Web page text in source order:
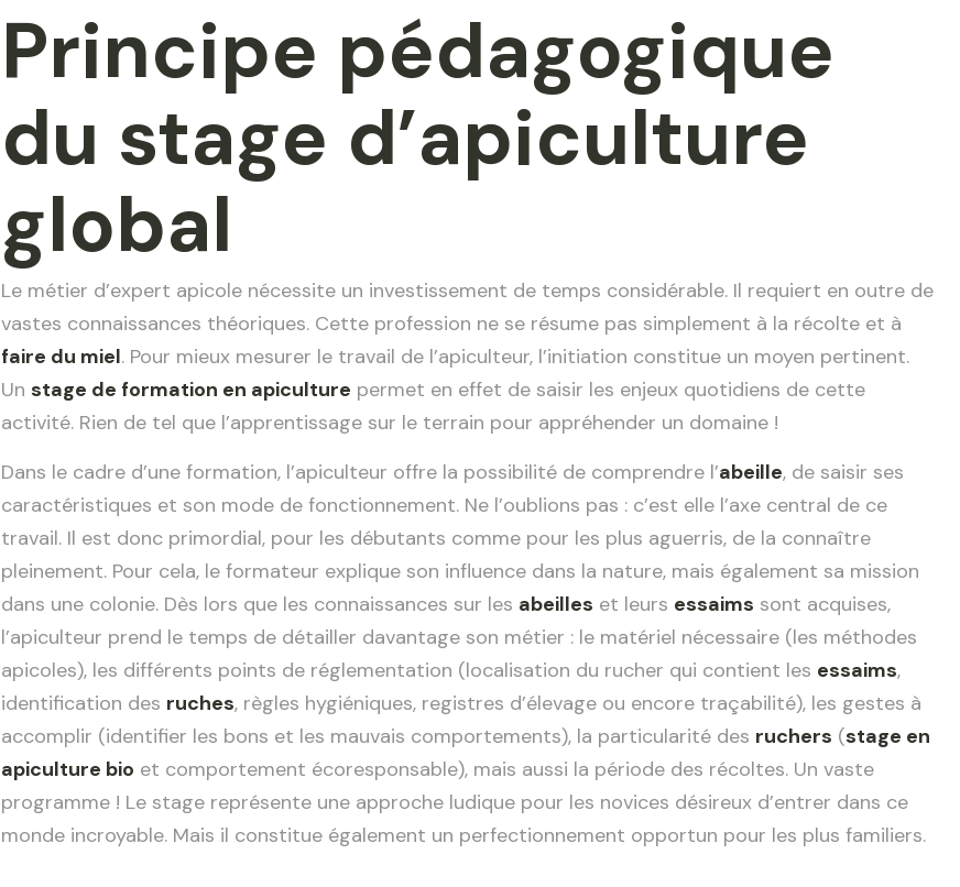
Principe pédagogique
du stage d’apiculture
global
Le métier d’expert apicole nécessite un investissement de temps considérable. Il requiert en outre de
vastes connaissances théoriques. Cette profession ne se résume pas simplement à la récolte et à
faire du miel. Pour mieux mesurer le travail de l’apiculteur, l’initiation constitue un moyen pertinent.
Unstage de formation en apiculture permet en effet de saisir les enjeux quotidiens de cette
activité. Rien de tel que l’apprentissage sur le terrain pour appréhender un domaine !
Dans le cadre d’une formation, l’apiculteur offre la possibilité de comprendre l’abeille, de saisir ses
caractéristiques et son mode de fonctionnement. Ne l’oublions pas : c’est elle l’axe central de ce
travail. Il est donc primordial, pour les débutants comme pour les plus aguerris, de la connaître
pleinement. Pour cela, le formateur explique son influence dans la nature, mais également sa mission
dans une colonie. Dès lors que les connaissances sur les abeilles et leurs essaims sont acquises,
l’apiculteur prend le temps de détailler davantage son métier : le matériel nécessaire (les méthodes
apicoles), les différents points de réglementation (localisation du rucher qui contient les essaims,
identification des ruches, règles hygiéniques, registres d’élevage ou encore traçabilité), les gestes à
accomplir (identifier les bons et les mauvais comportements), la particularité des ruchers (stage en
apiculture bio et comportement écoresponsable), mais aussi la période des récoltes. Un vaste
programme ! Le stage représente une approche ludique pour les novices désireux d’entrer dans ce
monde incroyable. Mais il constitue également un perfectionnement opportun pour les plus familiers.